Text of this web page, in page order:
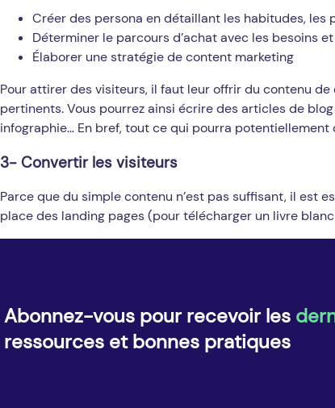
Créer des persona en détaillant les habitudes, les
Déterminer le parcours d’achat avec les besoins
Élaborer une stratégie de content marketing
Pour attirer des visiteurs, il faut leur offrir du contenu
pertinents. Vous pourrez ainsi écrire des articles de
infographie… En bref, tout ce qui pourra
3- Convertir les visiteurs
Parce que du simple contenu n’est pas suffisant, il est
place des landing pages (pour télécharger un livre
Abonnez-vous pour recevoir les
ressources et bonnes pratiques